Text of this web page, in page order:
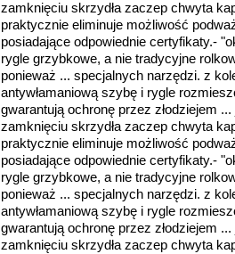
zamknięciu skrzydła zaczep chwyta
praktycznie eliminuje możliwość
posiadające odpowiednie certyfikaty.-
rygle grzybkowe, a nie tradycyjne
ponieważ ... specjalnych narzędzi. z
antywłamaniową szybę i rygle
gwarantują ochronę przez złodziejem
zamknięciu skrzydła zaczep chwyta
praktycznie eliminuje możliwość
posiadające odpowiednie certyfikaty.-
rygle grzybkowe, a nie tradycyjne
ponieważ ... specjalnych narzędzi. z
antywłamaniową szybę i rygle
gwarantują ochronę przez złodziejem
zamknięciu skrzydła zaczep chwyta